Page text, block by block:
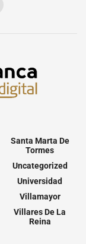
Santa Marta De
Tormes
Uncategorized
Universidad
Villamayor
Villares De La
Reina